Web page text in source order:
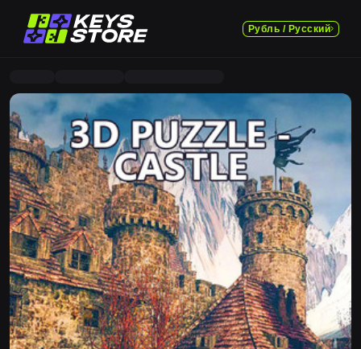
Рубль / Русский